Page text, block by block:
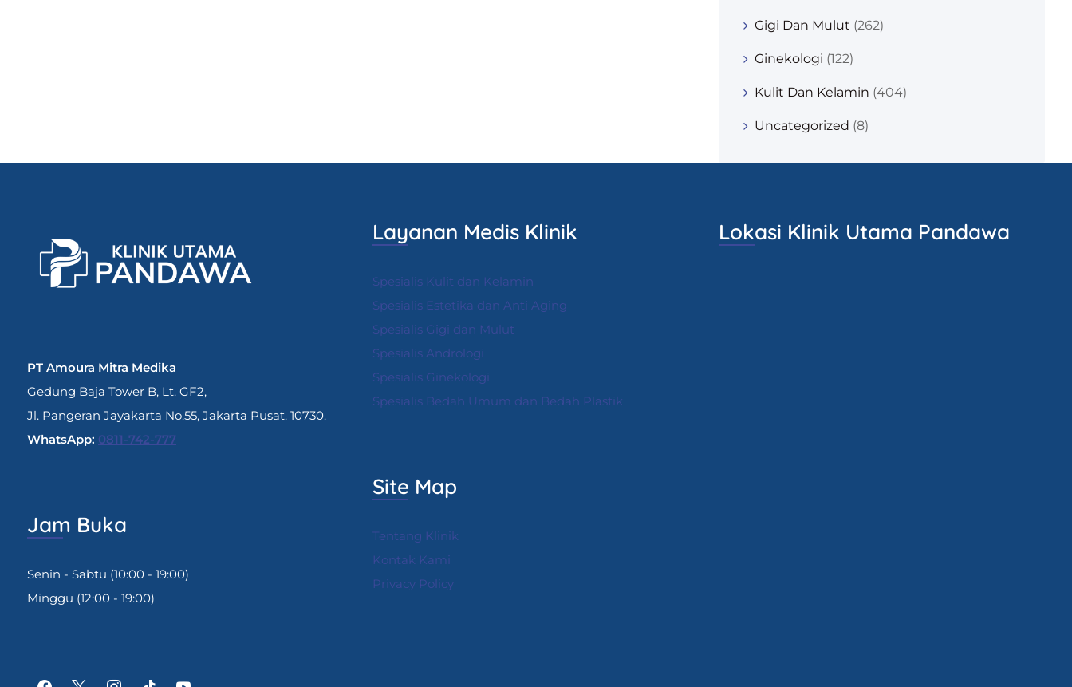
Gigi Dan Mulut (262)
Ginekologi (122)
Kulit Dan Kelamin (404)
Uncategorized (8)
PT Amoura Mitra Medika
Gedung Baja Tower B, Lt. GF2,
Jl. Pangeran Jayakarta No.55, Jakarta Pusat. 10730.
WhatsApp: 0811-742-777
Jam Buka
Senin - Sabtu (10:00 - 19:00)
Minggu (12:00 - 19:00)
Layanan Medis Klinik
Spesialis Kulit dan Kelamin
Spesialis Estetika dan Anti Aging
Spesialis Gigi dan Mulut
Spesialis Andrologi
Spesialis Ginekologi
Spesialis Bedah Umum dan Bedah Plastik
Site Map
Tentang Klinik
Kontak Kami
Privacy Policy
Lokasi Klinik Utama Pandawa